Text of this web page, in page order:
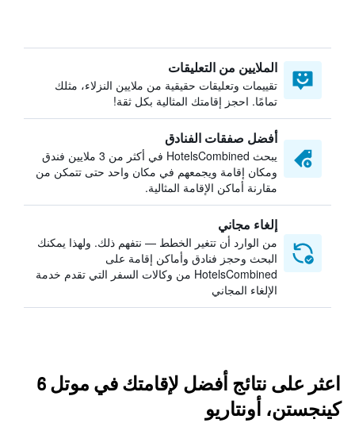
الملايين من التعليقات
تقييمات وتعليقات حقيقية من ملايين النزلاء، مثلك
تمامًا. احجز إقامتك المثالية بكل ثقة!
أفضل صفقات الفنادق
يبحث HotelsCombined في أكثر من 3 ملايين فندق
ومكان إقامة ويجمعهم في مكان واحد حتى تتمكن من
مقارنة أماكن الإقامة المثالية.
إلغاء مجاني
من الوارد أن تتغير الخطط — نتفهم ذلك. ولهذا يمكنك
البحث وحجز فنادق وأماكن إقامة على
HotelsCombined من وكالات السفر التي تقدم خدمة
الإلغاء المجاني
اعثر على نتائج أفضل لإقامتك في موتل 6
كينجستن، أونتاريو